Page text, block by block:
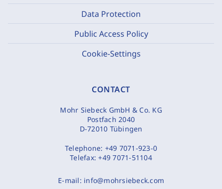
Data Protection
Public Access Policy
Cookie-Settings
CONTACT
Mohr Siebeck GmbH & Co. KG
Postfach 2040
D-72010 Tübingen
Telephone: +49 7071-923-0
Telefax:+49 7071-51104
E-mail: info@mohrsiebeck.com